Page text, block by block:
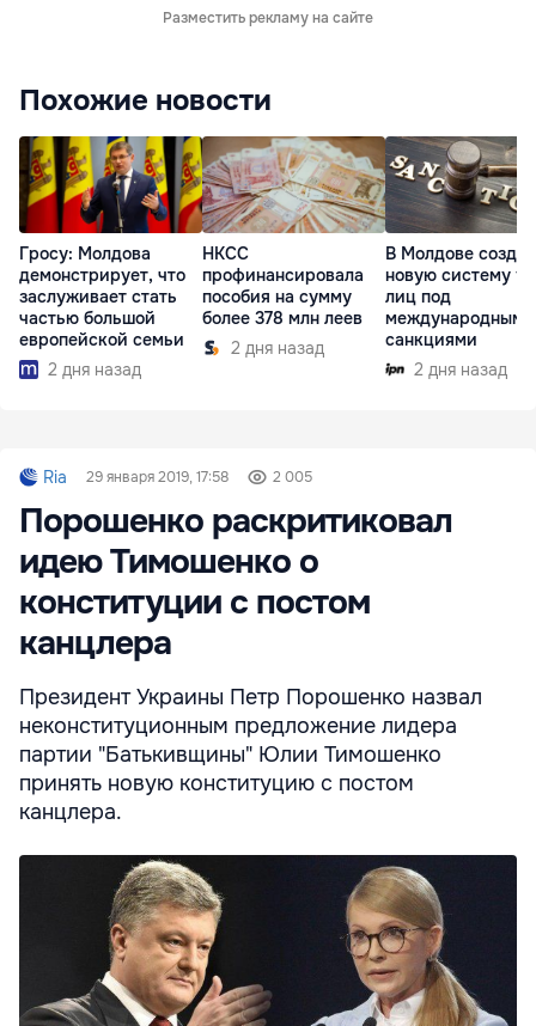
Разместить рекламу на сайте
Похожие новости
Гросу: Молдова
демонстрирует, что
заслуживает стать
частью большой
европейской семьи
2 дня назад
НКСС
профинансировала
пособия на сумму
более 378 млн леев
2 дня назад
В Молдове
новую систему
лиц под
международными
санкциями
2 дня назад
Ria 29 января 2019, 17:58 2 005
Порошенко раскритиковал
идею Тимошенко о
конституции с постом
канцлера
Президент Украины Петр Порошенко назвал
неконституционным предложение лидера
партии "Батькивщины" Юлии Тимошенко
принять новую конституцию с постом
канцлера.